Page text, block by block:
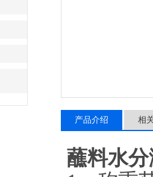
产品介绍 相
蘸料水